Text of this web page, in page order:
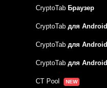
CryptoTab Браузер
CryptoTab для Android
CryptoTab для Android
CryptoTab для Android
CT Pool NEW